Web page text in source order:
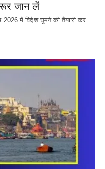
जान लें
में विदेश घूमने की तैयारी कर…